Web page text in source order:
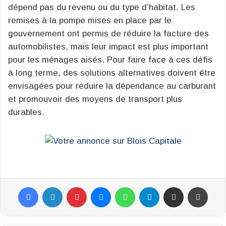
dépend pas du revenu ou du type d’habitat. Les
remises à la pompe mises en place par le
gouvernement ont permis de réduire la facture des
automobilistes, mais leur impact est plus important
pour les ménages aisés. Pour faire face à ces défis
à long terme, des solutions alternatives doivent être
envisagées pour réduire la dépendance au carburant
et promouvoir des moyens de transport plus
durables.
FacebookLinkedin PinterestMessengerWhatsAppTelegramPartager par email